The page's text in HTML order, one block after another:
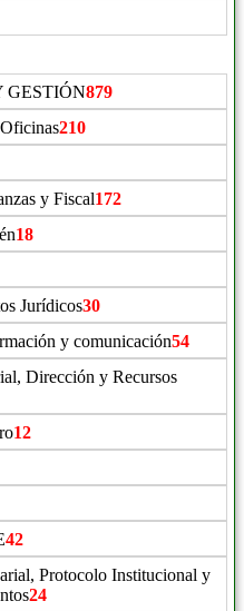
GESTIÓN879
210
y Fiscal172
18
Jurídicos30
y comunicación54
Dirección y Recursos
12
42
Protocolo Institucional y
24